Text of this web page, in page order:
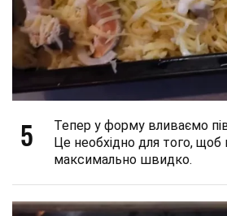
5
Тепер у форму вливаємо
Це необхідно для того, щоб
максимально швидко.